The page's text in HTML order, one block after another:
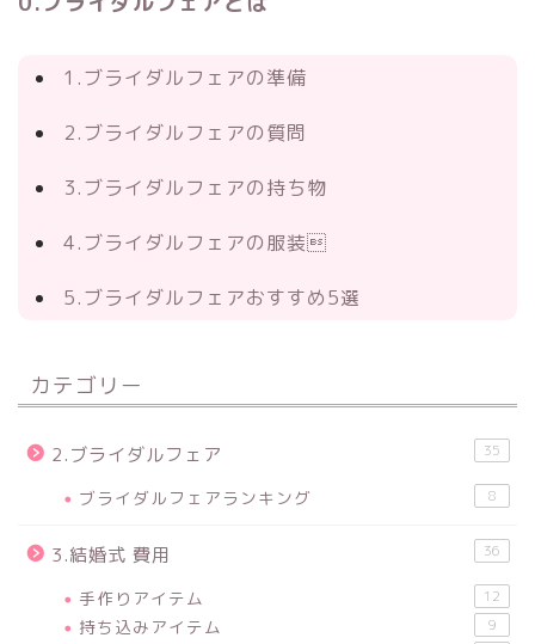
1.ブライダルフェアの準備
2.ブライダルフェアの質問
3.ブライダルフェアの持ち物
4.ブライダルフェアの服装
5.ブライダルフェアおすすめ5選
カテゴリー
2.ブライダルフェア 35
ブライダルフェアランキング 8
3.結婚式 費用 36
手作りアイテム 12
持ち込みアイテム 9